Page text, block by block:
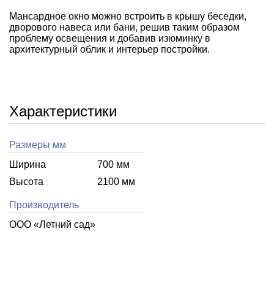
Мансардное окно можно встроить в крышу беседки,
дворового навеса или бани, решив таким образом
проблему освещения и добавив изюминку в
архитектурный облик и интерьер постройки.
Характеристики
Размеры мм
Ширина
700 мм
Высота
2100 мм
Производитель
ООО «Летний cад»